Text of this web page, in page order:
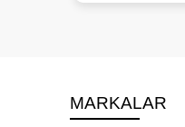
MARKALAR